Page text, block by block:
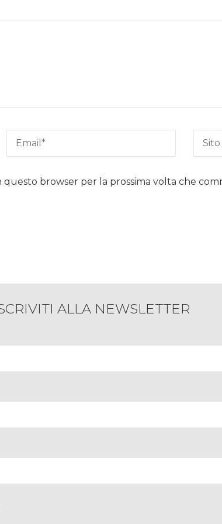
questo browser per la prossima volta che
ALLA NEWSLETTER